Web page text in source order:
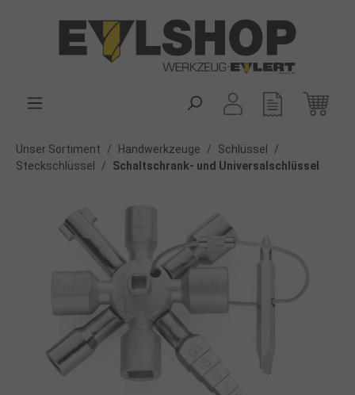
Unser Sortiment / Handwerkzeuge / Schlüssel
/
Steckschlüssel
/ Schaltschrank- und Universalschlüssel